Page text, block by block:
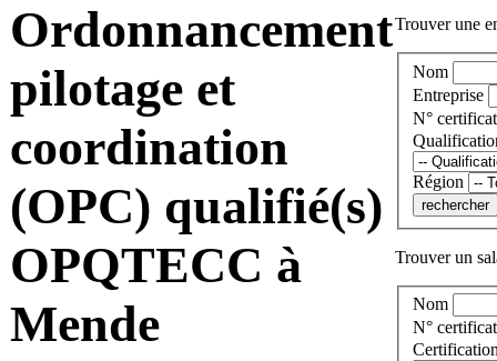
Ordonnancement
pilotage et
coordination
(OPC) qualifié(s)
OPQTECC à
Mende
Trouver une
Nom
Entreprise
N° certificat
Région
Trouver un
Nom
N° certificat